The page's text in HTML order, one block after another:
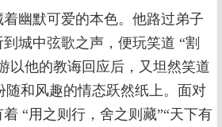
幽默可爱的本色。他路过弟子
城中弦歌之声，便玩笑道 “割
以他的教诲回应后，又坦然笑道
随和风趣的情态跃然纸上。面对
“用之则行，舍之则藏”“天下有